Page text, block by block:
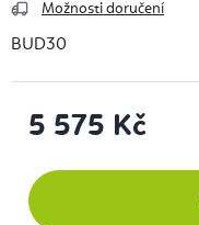
Možnosti doručení
BUD30
5 575 Kč